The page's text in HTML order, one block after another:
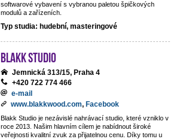
softwarové vybavení s vybranou paletou špičkových
modulů a zařízeních.
Typ studia: hudební, masteringové
Blakk Studio
Jemnická 313/15, Praha 4
+420 722 774 466
e-mail
www.blakkwood.com, Facebook
Blakk Studio je nezávislé nahrávací studio, které vzniklo v
roce 2013. Našim hlavním cílem je nabídnout široké
veřejnosti kvalitní zvuk za přijatelnou cenu. Díky tomu u